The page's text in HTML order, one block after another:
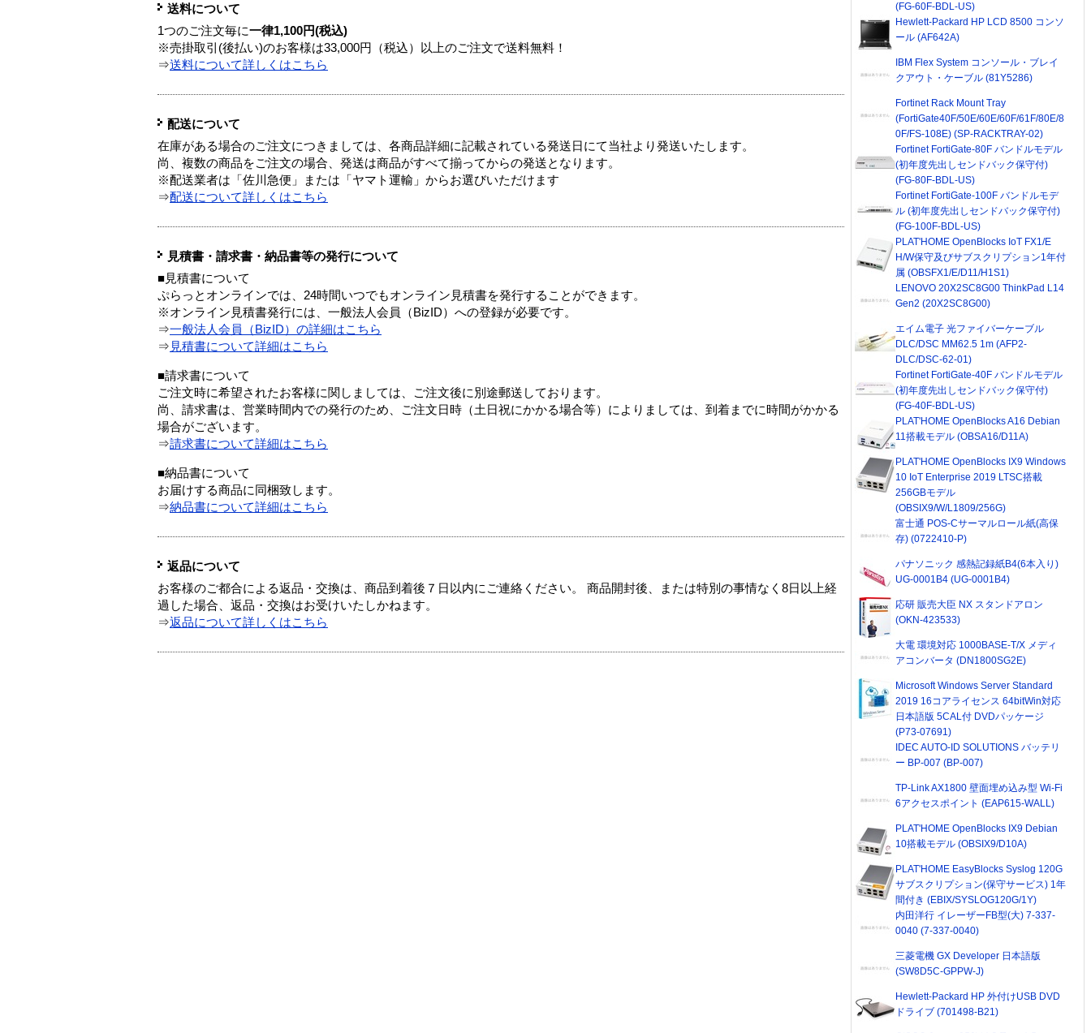
送料について
1つのご注文毎に一律1,100円(税込)
※売掛取引(後払い)のお客様は33,000円（税込）以上のご注文で送料無料！
⇒送料について詳しくはこちら
配送について
在庫がある場合のご注文につきましては、各商品詳細に記載されている発送日にて当社より発送いたします。
尚、複数の商品をご注文の場合、発送は商品がすべて揃ってからの発送となります。
※配送業者は「佐川急便」または「ヤマト運輸」からお選びいただけます
⇒配送について詳しくはこちら
見積書・請求書・納品書等の発行について
■見積書について
ぷらっとオンラインでは、24時間いつでもオンライン見積書を発行することができます。
※オンライン見積書発行には、一般法人会員（BizID）への登録が必要です。
⇒一般法人会員（BizID）の詳細はこちら
⇒ 見積書について詳細はこちら
■請求書について
ご注文時に希望されたお客様に関しましては、ご注文後に別途郵送しております。
尚、請求書は、営業時間内での発行のため、ご注文日時（土日祝にかかる場合等）によりましては、到着までに時間がかかる
場合がございます。
⇒請求書について詳細はこちら
■納品書について
お届けする商品に同梱致します。
⇒納品書について詳細はこちら
返品について
お客様のご都合による返品・交換は、商品到着後７日以内にご連絡ください。 商品開封後、または特別の事情なく8日以上経
過した場合、返品・交換はお受けいたしかねます。
⇒返品について詳しくはこちら
(FG-60F-BDL-US)
Hewlett-Packard HP LCD 8500 コンソ
ール (AF642A)
IBM Flex System コンソール・ブレイ
クアウト・ケーブル (81Y5286)
Fortinet Rack Mount Tray
(FortiGate40F/50E/60E/60F/61F/80E/8
0F/FS-108E) (SP-RACKTRAY-02)
Fortinet FortiGate-80F バンドルモデル
(初年度先出しセンドバック保守付)
(FG-80F-BDL-US)
Fortinet FortiGate-100F バンドルモデ
ル (初年度先出しセンドバック保守付)
(FG-100F-BDL-US)
PLAT'HOME OpenBlocks IoT FX1/E
H/W保守及びサブスクリプション1年付
属 (OBSFX1/E/D11/H1S1)
LENOVO 20X2SC8G00 ThinkPad L14
Gen2 (20X2SC8G00)
エイム電子 光ファイバーケーブル
DLC/DSC MM62.5 1m (AFP2-
DLC/DSC-62-01)
Fortinet FortiGate-40F バンドルモデル
(初年度先出しセンドバック保守付)
(FG-40F-BDL-US)
PLAT'HOME OpenBlocks A16 Debian
11搭載モデル (OBSA16/D11A)
PLAT'HOME OpenBlocks IX9 Windows
10 IoT Enterprise 2019 LTSC搭載
256GBモデル
(OBSIX9/W/L1809/256G)
富士通 POS-Cサーマルロール紙(高保
存) (0722410-P)
パナソニック 感熱記録紙B4(6本入り)
UG-0001B4 (UG-0001B4)
応研 販売大臣 NX スタンドアロン
(OKN-423533)
大電 環境対応 1000BASE-T/X メディ
アコンバータ (DN1800SG2E)
Microsoft Windows Server Standard
2019 16コアライセンス 64bitWin対応
日本語版 5CAL付 DVDパッケージ
(P73-07691)
IDEC AUTO-ID SOLUTIONS バッテリ
ー BP-007 (BP-007)
TP-Link AX1800 壁面埋め込み型 Wi-Fi
6アクセスポイント (EAP615-WALL)
PLAT'HOME OpenBlocks IX9 Debian
10搭載モデル (OBSIX9/D10A)
PLAT'HOME EasyBlocks Syslog 120G
サブスクリプション(保守サービス) 1年
間付き (EBIX/SYSLOG120G/1Y)
内田洋行 イレーザーFB型(大) 7-337-
0040 (7-337-0040)
三菱電機 GX Developer 日本語版
(SW8D5C-GPPW-J)
Hewlett-Packard HP 外付けUSB DVD
ドライブ (701498-B21)